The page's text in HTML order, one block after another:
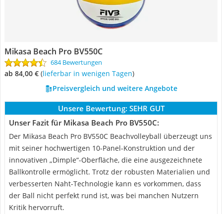
Mikasa Beach Pro BV550C
684 Bewertungen
ab 84,00 € ( Lieferbar in wenigen Tagen)
Preisvergleich und weitere Angebote
Unsere Bewertung: SEHR GUT
Unser Fazit für Mikasa Beach Pro BV550C:
Der Mikasa Beach Pro BV550C Beachvolleyball überzeugt uns
mit seiner hochwertigen 10-Panel-Konstruktion und der
innovativen „Dimple“-Oberfläche, die eine ausgezeichnete
Ballkontrolle ermöglicht. Trotz der robusten Materialien und
verbesserten Naht-Technologie kann es vorkommen, dass
der Ball nicht perfekt rund ist, was bei manchen Nutzern
Kritik hervorruft.